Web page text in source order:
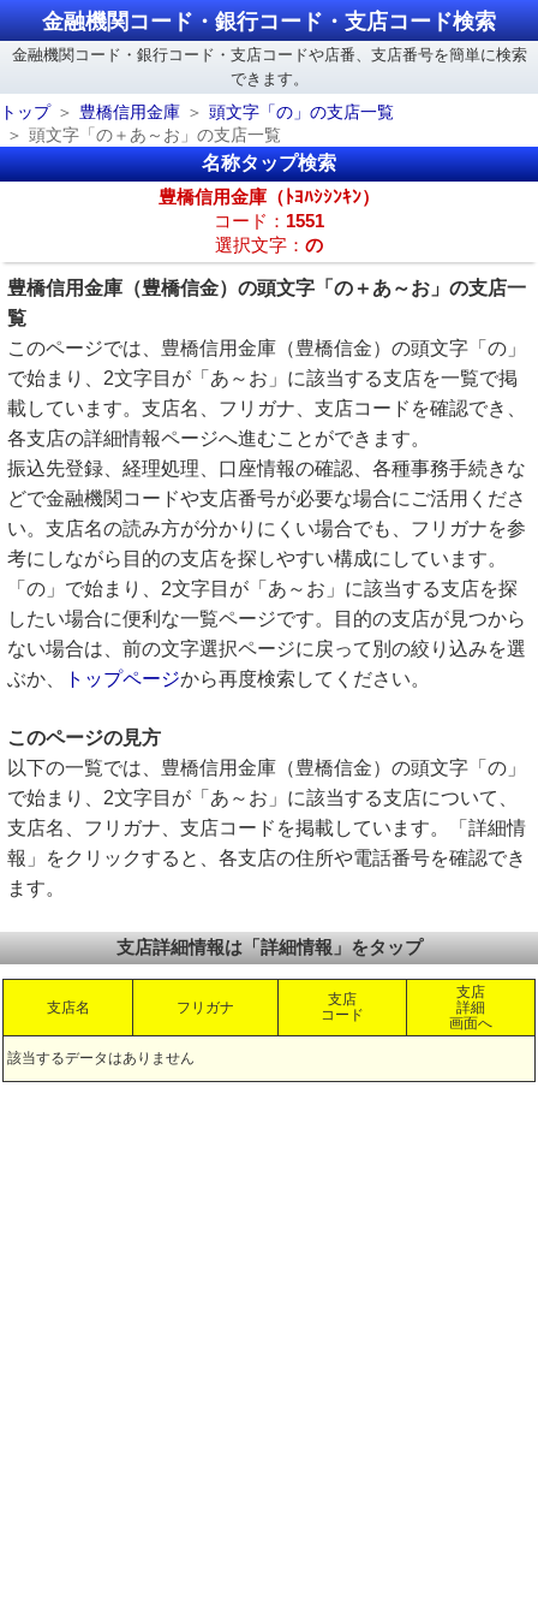
金融機関コード・銀行コード・支店コード検索
金融機関コード・銀行コード・支店コードや店番、支店番号を簡単に検索
できます。
トップ
豊橋信用金庫
頭文字「の」の支店一覧
頭文字「の＋あ～お」の支店一覧
名称タップ検索
豊橋信用金庫（ﾄﾖﾊｼｼﾝｷﾝ）
コード： 1551
選択文字： の
豊橋信用金庫（豊橋信金）の頭文字「の＋あ～お」の支店一
覧
このページでは、豊橋信用金庫（豊橋信金）の頭文字「の」
で始まり、2文字目が「あ～お」に該当する支店を一覧で掲
載しています。支店名、フリガナ、支店コードを確認でき、
各支店の詳細情報ページへ進むことができます。
振込先登録、経理処理、口座情報の確認、各種事務手続きな
どで金融機関コードや支店番号が必要な場合にご活用くださ
い。支店名の読み方が分かりにくい場合でも、フリガナを参
考にしながら目的の支店を探しやすい構成にしています。
「の」で始まり、2文字目が「あ～お」に該当する支店を探
したい場合に便利な一覧ページです。目的の支店が見つから
ない場合は、前の文字選択ページに戻って別の絞り込みを選
ぶか、
トップページから再度検索してください。
このページの見方
以下の一覧では、豊橋信用金庫（豊橋信金）の頭文字「の」
で始まり、2文字目が「あ～お」に該当する支店について、
支店名、フリガナ、支店コードを掲載しています。「詳細情
報」をクリックすると、各支店の住所や電話番号を確認でき
ます。
支店詳細情報は「詳細情報」をタップ
支店名 フリガナ
支店
コード
支店
詳細
画面へ
該当するデータはありません